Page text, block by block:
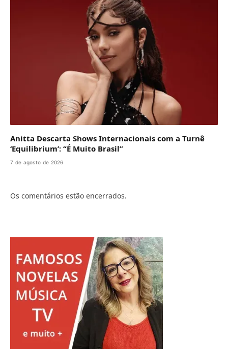
Anitta Descarta Shows Internacionais com a Turnê
‘Equilibrium’: “É Muito Brasil”
7 de agosto de 2026
Os comentários estão encerrados.